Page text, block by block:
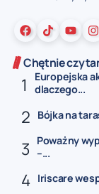
Chętnie
Europejska
dlaczego...
Bójka na
Poważny
–...
Iriscare